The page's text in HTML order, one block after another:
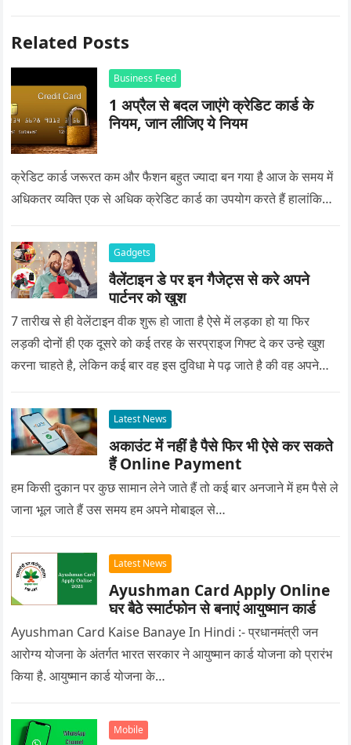
Related Posts
Business Feed
1 अप्रैल से बदल जाएंगे क्रेडिट कार्ड के
नियम, जान लीजिए ये नियम
क्रेडिट कार्ड जरूरत कम और फैशन बहुत ज्यादा बन गया है आज के समय में
अधिकतर व्यक्ति एक से अधिक क्रेडिट कार्ड का उपयोग करते हैं हालांकि…
Gadgets
वैलेंटाइन डे पर इन गैजेट्स से करे अपने
पार्टनर को खुश
7 तारीख से ही वेलेंटाइन वीक शुरू हो जाता है ऐसे में लड़का हो या फिर
लड़की दोनों ही एक दूसरे को कई तरह के सरप्राइज गिफ्ट दे कर उन्हे खुश
करना चाहते है, लेकिन कई बार वह इस दुविधा मे पढ़ जाते है की वह अपने
Latest News
अकाउंट में नहीं है पैसे फिर भी ऐसे कर सकते
हैं Online Payment
हम किसी दुकान पर कुछ सामान लेने जाते हैं तो कई बार अनजाने में हम पैसे ले
जाना भूल जाते हैं उस समय हम अपने मोबाइल से…
Latest News
Ayushman Card Apply Online
घर बैठे स्मार्टफोन से बनाएं आयुष्मान कार्ड
Ayushman Card Kaise Banaye In Hindi :- प्रधानमंत्री जन
आरोग्य योजना के अंतर्गत भारत सरकार ने आयुष्मान कार्ड योजना को प्रारंभ
किया है. आयुष्मान कार्ड योजना के…
Mobile